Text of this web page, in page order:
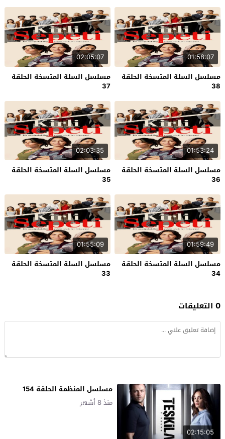
01:58:07
مسلسل السلة المتسخة الحلقة
38
02:05:07
مسلسل السلة المتسخة الحلقة
37
01:53:24
مسلسل السلة المتسخة الحلقة
36
02:03:35
مسلسل السلة المتسخة الحلقة
35
01:59:49
مسلسل السلة المتسخة الحلقة
34
01:55:09
مسلسل السلة المتسخة الحلقة
33
0 التعليقات
02:15:05
مسلسل المنظمة الحلقة 154
منذ 8 أشهر